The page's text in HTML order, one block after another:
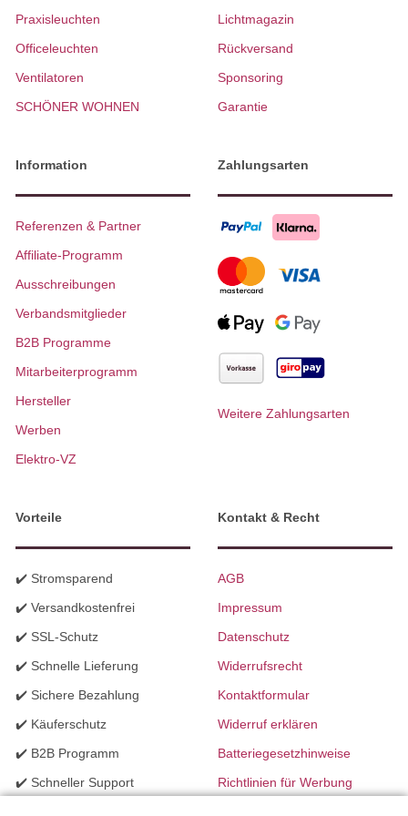
Praxisleuchten
Officeleuchten
Ventilatoren
SCHÖNER WOHNEN
Lichtmagazin
Rückversand
Sponsoring
Garantie
Information
Referenzen & Partner
Affiliate-Programm
Ausschreibungen
Verbandsmitglieder
B2B Programme
Mitarbeiterprogramm
Hersteller
Werben
Elektro-VZ
Zahlungsarten
Weitere Zahlungsarten
Vorteile
✔️ Stromsparend
✔️ Versandkostenfrei
✔️ SSL-Schutz
✔️ Schnelle Lieferung
✔️ Sichere Bezahlung
✔️ Käuferschutz
✔️ B2B Programm
✔️ Schneller Support
Kontakt & Recht
AGB
Impressum
Datenschutz
Widerrufsrecht
Kontaktformular
Widerruf erklären
Batteriegesetzhinweise
Richtlinien für Werbung